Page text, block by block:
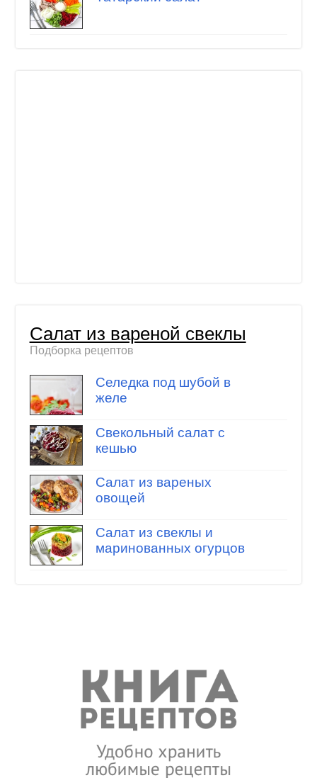
Салат из вареной свеклы
Подборка рецептов
Селедка под шубой в
желе
Свекольный салат с
кешью
Салат из вареных
овощей
Салат из свеклы и
маринованных огурцов